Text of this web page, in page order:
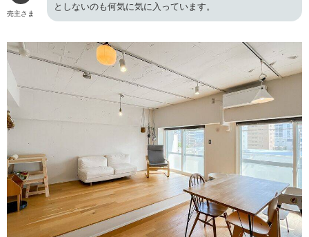
売主さま
としないのも何気に気に入っています。